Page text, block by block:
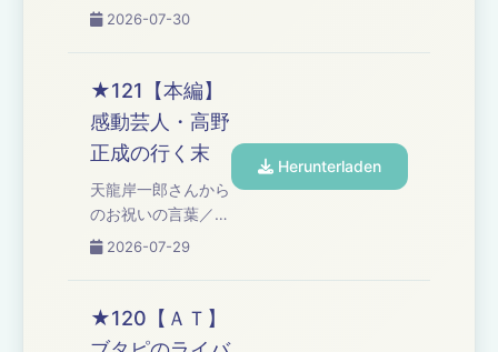
ルド伊藤の言い訳」
Visit
podcastchoices.com/adchoices
2026-07-30
★121【本編】
感動芸人・高野
正成の行く末
天龍岸一郎さんから
のお祝いの言葉／
「チャンスの時間」
の贈り物／新コーナ
ー募集／コーナー
2026-07-29
Herunterladen
★120【ＡＴ】